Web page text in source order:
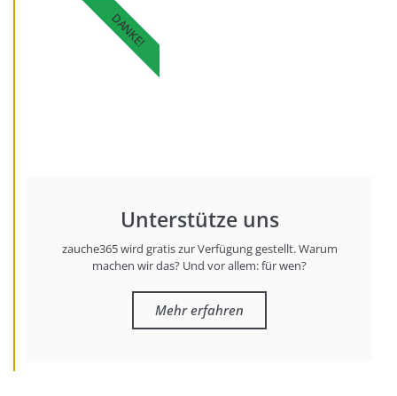
Unterstütze uns
zauche365 wird gratis zur Verfügung gestellt. Warum
machen wir das? Und vor allem: für wen?
Mehr erfahren
DANKE!